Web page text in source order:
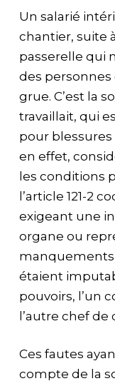
Un salarié
chantier, suite
passerelle qui
des
grue. C’est la
travaillait, qui
pour blessures
en effet,
les conditions
l’article 121-2
exigeant une
organe ou
manquements
étaient
pouvoirs, l’un
l’autre chef de
Ces fautes
compte de la